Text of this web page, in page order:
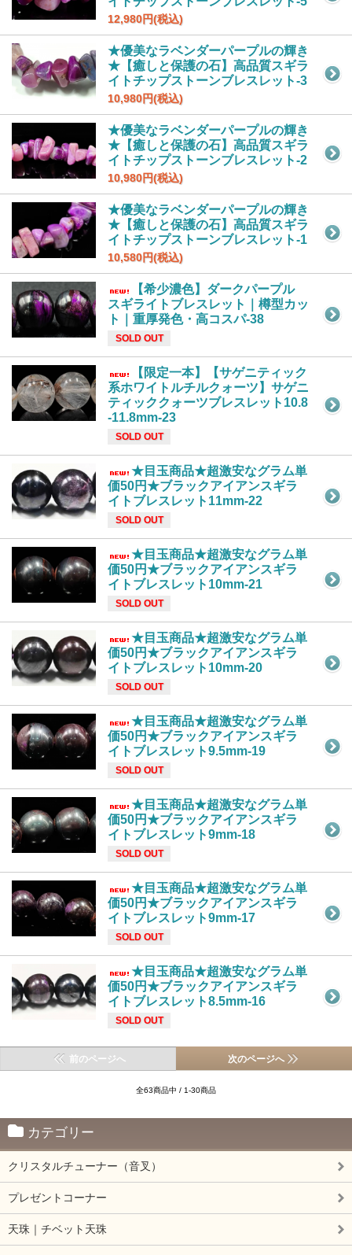
12,980円(税込)
★優美なラベンダーパープルの輝き
★【癒しと保護の石】高品質スギラ
イトチップストーンブレスレット-3
10,980円(税込)
★優美なラベンダーパープルの輝き
★【癒しと保護の石】高品質スギラ
イトチップストーンブレスレット-2
10,980円(税込)
★優美なラベンダーパープルの輝き
★【癒しと保護の石】高品質スギラ
イトチップストーンブレスレット-1
10,580円(税込)
【希少濃色】ダークパープル
スギライトブレスレット｜樽型カッ
ト｜重厚発色・高コスパ-38
SOLD OUT
【限定一本】【サゲニティック
系ホワイトルチルクォーツ】サゲニ
ティッククォーツブレスレット10.8
-11.8mm-23
SOLD OUT
★目玉商品★超激安なグラム単
価50円★ブラックアイアンスギラ
イトブレスレット11mm-22
SOLD OUT
★目玉商品★超激安なグラム単
価50円★ブラックアイアンスギラ
イトブレスレット10mm-21
SOLD OUT
★目玉商品★超激安なグラム単
価50円★ブラックアイアンスギラ
イトブレスレット10mm-20
SOLD OUT
★目玉商品★超激安なグラム単
価50円★ブラックアイアンスギラ
イトブレスレット9.5mm-19
SOLD OUT
★目玉商品★超激安なグラム単
価50円★ブラックアイアンスギラ
イトブレスレット9mm-18
SOLD OUT
★目玉商品★超激安なグラム単
価50円★ブラックアイアンスギラ
イトブレスレット9mm-17
SOLD OUT
★目玉商品★超激安なグラム単
価50円★ブラックアイアンスギラ
イトブレスレット8.5mm-16
SOLD OUT
前のページへ 次のページへ
全63商品中 / 1-30商品
カテゴリー
クリスタルチューナー（音叉）
プレゼントコーナー
天珠｜チベット天珠